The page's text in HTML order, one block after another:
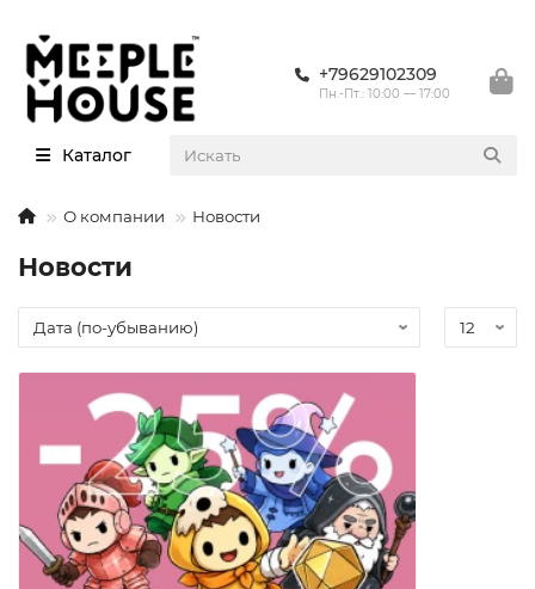
+79629102309
Пн.-Пт.: 10:00 — 17:00
Каталог
О компании Новости
Новости